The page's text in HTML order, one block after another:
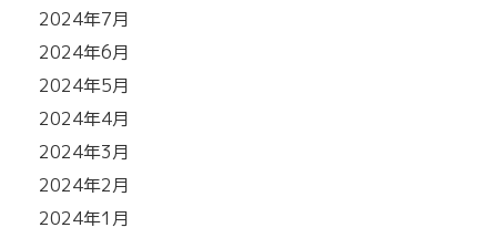
2024年7月
2024年6月
2024年5月
2024年4月
2024年3月
2024年2月
2024年1月